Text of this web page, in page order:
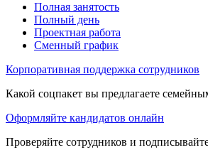
Полная занятость
Полный день
Проектная работа
Сменный график
Корпоративная поддержка сотрудников
Какой соцпакет вы предлагаете
Оформляйте кандидатов онлайн
Проверяйте сотрудников и